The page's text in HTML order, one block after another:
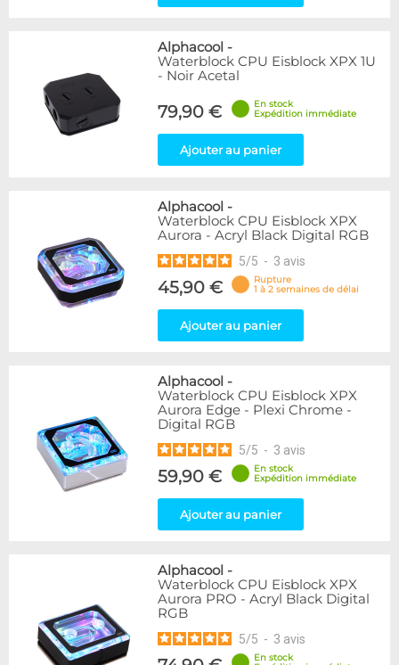
Alphacool -
Waterblock CPU Eisblock XPX 1U
- Noir Acetal
79,90 €
En stock
Expédition immédiate
Ajouter au panier
Alphacool -
Waterblock CPU Eisblock XPX
Aurora - Acryl Black Digital RGB
5/5 - 3 avis
45,90 €
Rupture
1 à 2 semaines de délai
Ajouter au panier
Alphacool -
Waterblock CPU Eisblock XPX
Aurora Edge - Plexi Chrome -
Digital RGB
5/5 - 3 avis
59,90 €
En stock
Expédition immédiate
Ajouter au panier
Alphacool -
Waterblock CPU Eisblock XPX
Aurora PRO - Acryl Black Digital
RGB
5/5 - 3 avis
En stock